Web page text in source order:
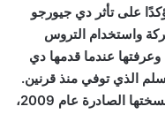
على تأثر دي جيورجو
واستخدام التروس
وعرفتها عندما قدمها دي
الذي توفي منذ قرنين.
أما محرر دائرة المعارف البريطانية، في نسختها الصادرة عام 2009،